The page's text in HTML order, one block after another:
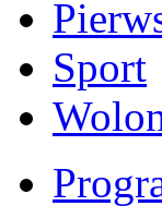
Sport